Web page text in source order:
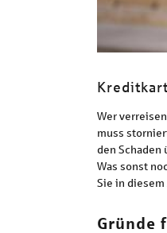
Wer
muss
den Schaden
Was sonst
Sie in
Gründe